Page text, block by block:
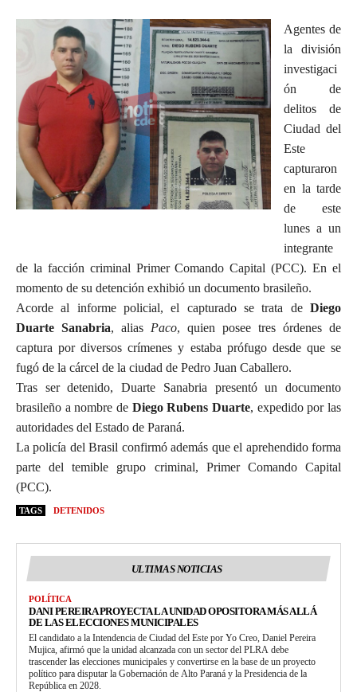
Agentes de
la división
investigaci
ón de
delitos de
Ciudad del
Este
capturaron
en la tarde
de este
lunes a un
integrante
de la facción criminal Primer Comando Capital (PCC). En el
momento de su detención exhibió un documento brasileño.
Acorde al informe policial, el capturado se trata de Diego
Duarte Sanabria, alias Paco, quien posee tres órdenes de
captura por diversos crímenes y estaba prófugo desde que se
fugó de la cárcel de la ciudad de Pedro Juan Caballero.
Tras ser detenido, Duarte Sanabria presentó un documento
brasileño a nombre de Diego Rubens Duarte, expedido por las
autoridades del Estado de Paraná.
La policía del Brasil confirmó además que el aprehendido forma
parte del temible grupo criminal, Primer Comando Capital
(PCC).
TAGS DETENIDOS
ULTIMAS NOTICIAS
POLÍTICA
DANI PEREIRA PROYECTA LA UNIDAD OPOSITORA MÁS ALLÁ
DE LAS ELECCIONES MUNICIPALES
El candidato a la Intendencia de Ciudad del Este por Yo Creo, Daniel Pereira
Mujica, afirmó que la unidad alcanzada con un sector del PLRA debe
trascender las elecciones municipales y convertirse en la base de un proyecto
político para disputar la Gobernación de Alto Paraná y la Presidencia de la
República en 2028.